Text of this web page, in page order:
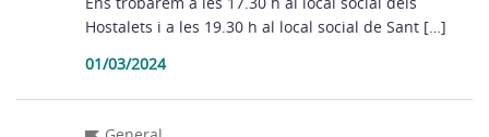
Hostalets i a les 19.30 h al local social de Sant […]
01/03/2024